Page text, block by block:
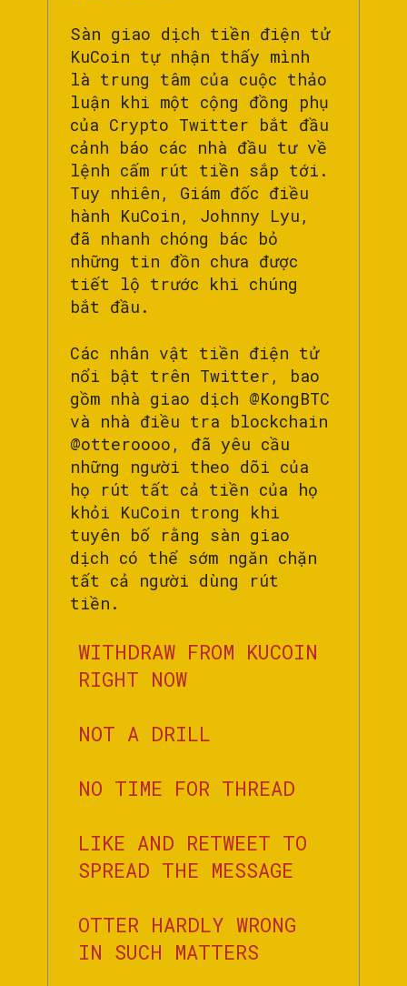
Sàn giao dịch tiền điện tử
KuCoin tự nhận thấy mình
là trung tâm của cuộc thảo
luận khi một cộng đồng phụ
của Crypto Twitter bắt đầu
cảnh báo các nhà đầu tư về
lệnh cấm rút tiền sắp tới.
Tuy nhiên, Giám đốc điều
hành KuCoin, Johnny Lyu,
đã nhanh chóng bác bỏ
những tin đồn chưa được
tiết lộ trước khi chúng
bắt đầu.
Các nhân vật tiền điện tử
nổi bật trên Twitter, bao
gồm nhà giao dịch @KongBTC
và nhà điều tra blockchain
@otteroooo, đã yêu cầu
những người theo dõi của
họ rút tất cả tiền của họ
khỏi KuCoin trong khi
tuyên bố rằng sàn giao
dịch có thể sớm ngăn chặn
tất cả người dùng rút
tiền.
WITHDRAW FROM KUCOIN
RIGHT NOW
NOT A DRILL
NO TIME FOR THREAD
LIKE AND RETWEET TO
SPREAD THE MESSAGE
OTTER HARDLY WRONG
IN SUCH MATTERS